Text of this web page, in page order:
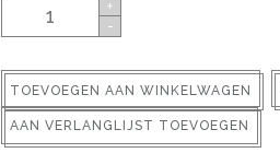
+
-
TOEVOEGEN AAN WINKELWAGEN
AAN VERLANGLIJST TOEVOEGEN